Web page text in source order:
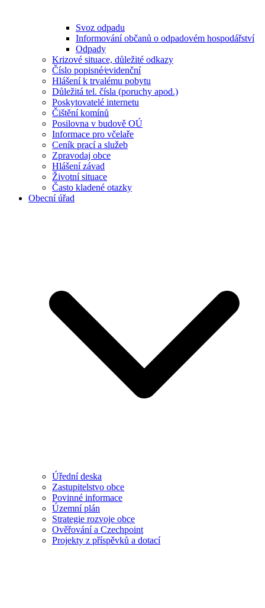
Svoz odpadu
Informování občanů o odpadovém hospodářství
Odpady
Krizové situace, důležité odkazy
Číslo popisné⁄evidenční
Hlášení k trvalému pobytu
Důležitá tel. čísla (poruchy apod.)
Poskytovatelé internetu
Čištění komínů
Posilovna v budově OÚ
Informace pro včelaře
Ceník prací a služeb
Zpravodaj obce
Hlášení závad
Životní situace
Často kladené otazky
Obecní úřad
Úřední deska
Zastupitelstvo obce
Povinné informace
Územní plán
Strategie rozvoje obce
Ověřování a Czechpoint
Projekty z příspěvků a dotací